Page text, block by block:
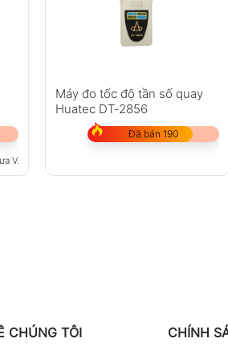
VAT 8%
Máy đo tốc độ tần số quay
Huatec DT-2856
Đã bán 190
CHÚNG TÔI CHÍNH